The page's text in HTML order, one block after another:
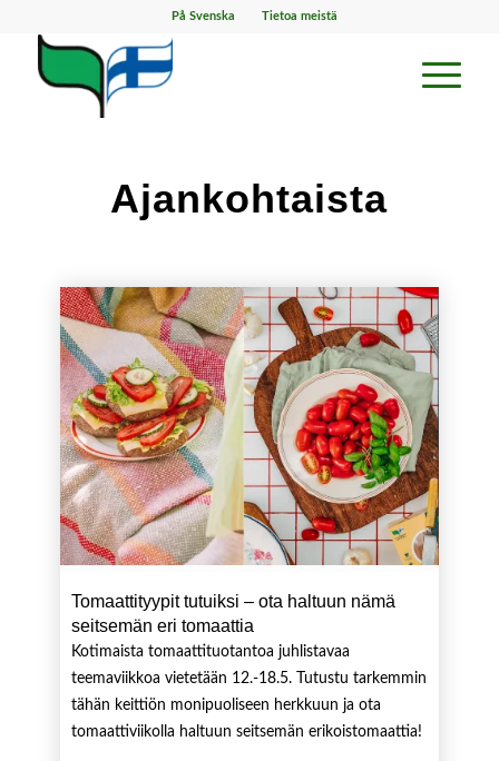
På Svenska Tietoa meistä
Ajankohtaista
Tomaattityypit tutuiksi – ota haltuun nämä
seitsemän eri tomaattia
Kotimaista tomaattituotantoa juhlistavaa
teemaviikkoa vietetään 12.-18.5. Tutustu tarkemmin
tähän keittiön monipuoliseen herkkuun ja ota
tomaattiviikolla haltuun seitsemän erikoistomaattia!